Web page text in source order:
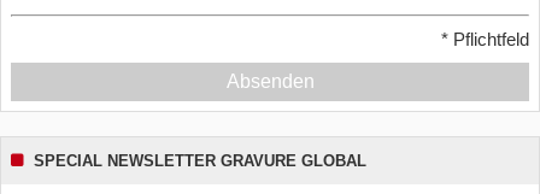
* Pflichtfeld
Absenden
SPECIAL NEWSLETTER GRAVURE GLOBAL